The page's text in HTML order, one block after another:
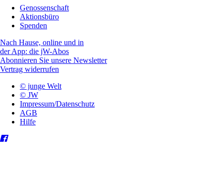
Genossenschaft
Aktionsbüro
Spenden
Nach Hause, online und in
der App: die jW-Abos
Abonnieren Sie unsere Newsletter
Vertrag widerrufen
© junge Welt
© JW
Impressum/Datenschutz
AGB
Hilfe